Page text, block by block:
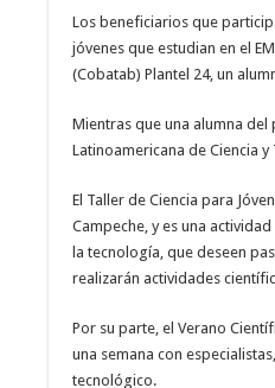
Los beneficiarios que
jóvenes que estudian en el
(Cobatab) Plantel 24, un
Mientras que una alumna del
Latinoamericana de Ciencia y
El Taller de Ciencia para
Campeche, y es una
la tecnología, que deseen
realizarán actividades
Por su parte, el Verano
una semana con
tecnológico.